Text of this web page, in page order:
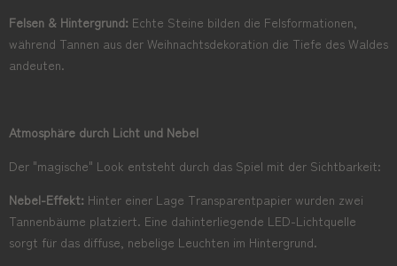
Felsen & Hintergrund: Echte Steine bilden die Felsformationen,
während Tannen aus der Weihnachtsdekoration die Tiefe des Waldes
andeuten.
Atmosphäre durch Licht und Nebel
Der "magische" Look entsteht durch das Spiel mit der Sichtbarkeit:
Nebel-Effekt: Hinter einer Lage Transparentpapier wurden zwei
Tannenbäume platziert. Eine dahinterliegende LED-Lichtquelle
sorgt für das diffuse, nebelige Leuchten im Hintergrund.